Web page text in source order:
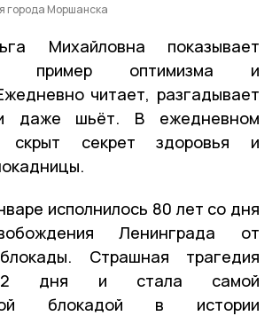
города Моршанска
Михайловна показывает
пример оптимизма и
читает, разгадывает
даже шьёт. В ежедневном
секрет здоровья и
исполнилось 80 лет со дня
Ленинграда от
Страшная трагедия
дня и стала самой
блокадой в истории